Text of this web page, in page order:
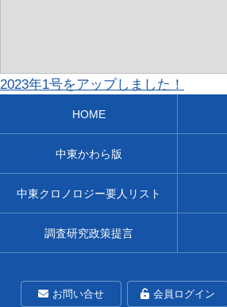
2023年1号をアップしました！
HOME
中東かわら版
中東クロノロジー要人リスト
調査研究政策提言
お問い合せ 会員ログイン